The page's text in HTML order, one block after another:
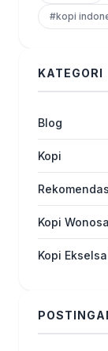
#kopi
KATEGORI
Blog
Kopi
Kopi
Kopi